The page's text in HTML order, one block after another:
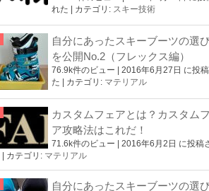
れた
カテゴリ: スキー技術
自分にあったスキーブーツの選
を公開No.2（フレックス編）
76.9k件のビュー
2016年6月27日 に投
た
カテゴリ: マテリアル
カスタムフェアとは？カスタム
ア攻略法はこれだ！
71.6k件のビュー | 2016年6月2日 に投稿
| カテゴリ: マテリアル
自分にあったスキーブーツの選